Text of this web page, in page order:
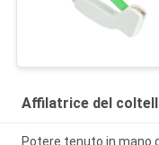
Affilatrice del
Potere tenuto in mano